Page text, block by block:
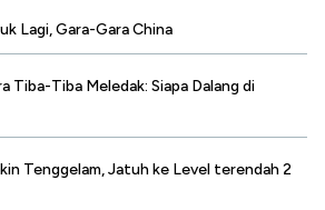
Lagi, Gara-Gara China
Tiba-Tiba Meledak: Siapa Dalang di
Tenggelam, Jatuh ke Level terendah 2